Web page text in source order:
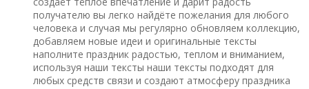
получателю вы легко найдёте пожелания для любого
человека и случая мы регулярно обновляем коллекцию,
добавляем новые идеи и оригинальные тексты
наполните праздник радостью, теплом и вниманием,
используя наши тексты наши тексты подходят для
любых средств связи и создают атмосферу праздника